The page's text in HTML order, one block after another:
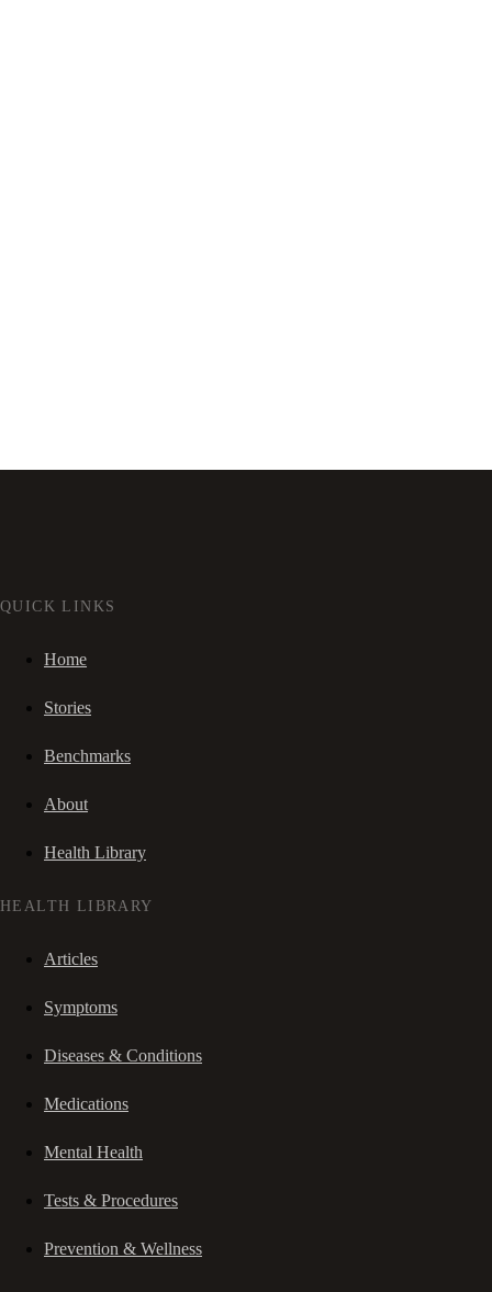
QUICK LINKS
Home
Stories
Benchmarks
About
Health Library
HEALTH LIBRARY
Articles
Symptoms
Diseases & Conditions
Medications
Mental Health
Tests & Procedures
Prevention & Wellness